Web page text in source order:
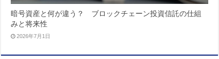
暗号資産と何が違う？ ブロックチェーン投資信託の仕組
みと将来性
2026年7月1日